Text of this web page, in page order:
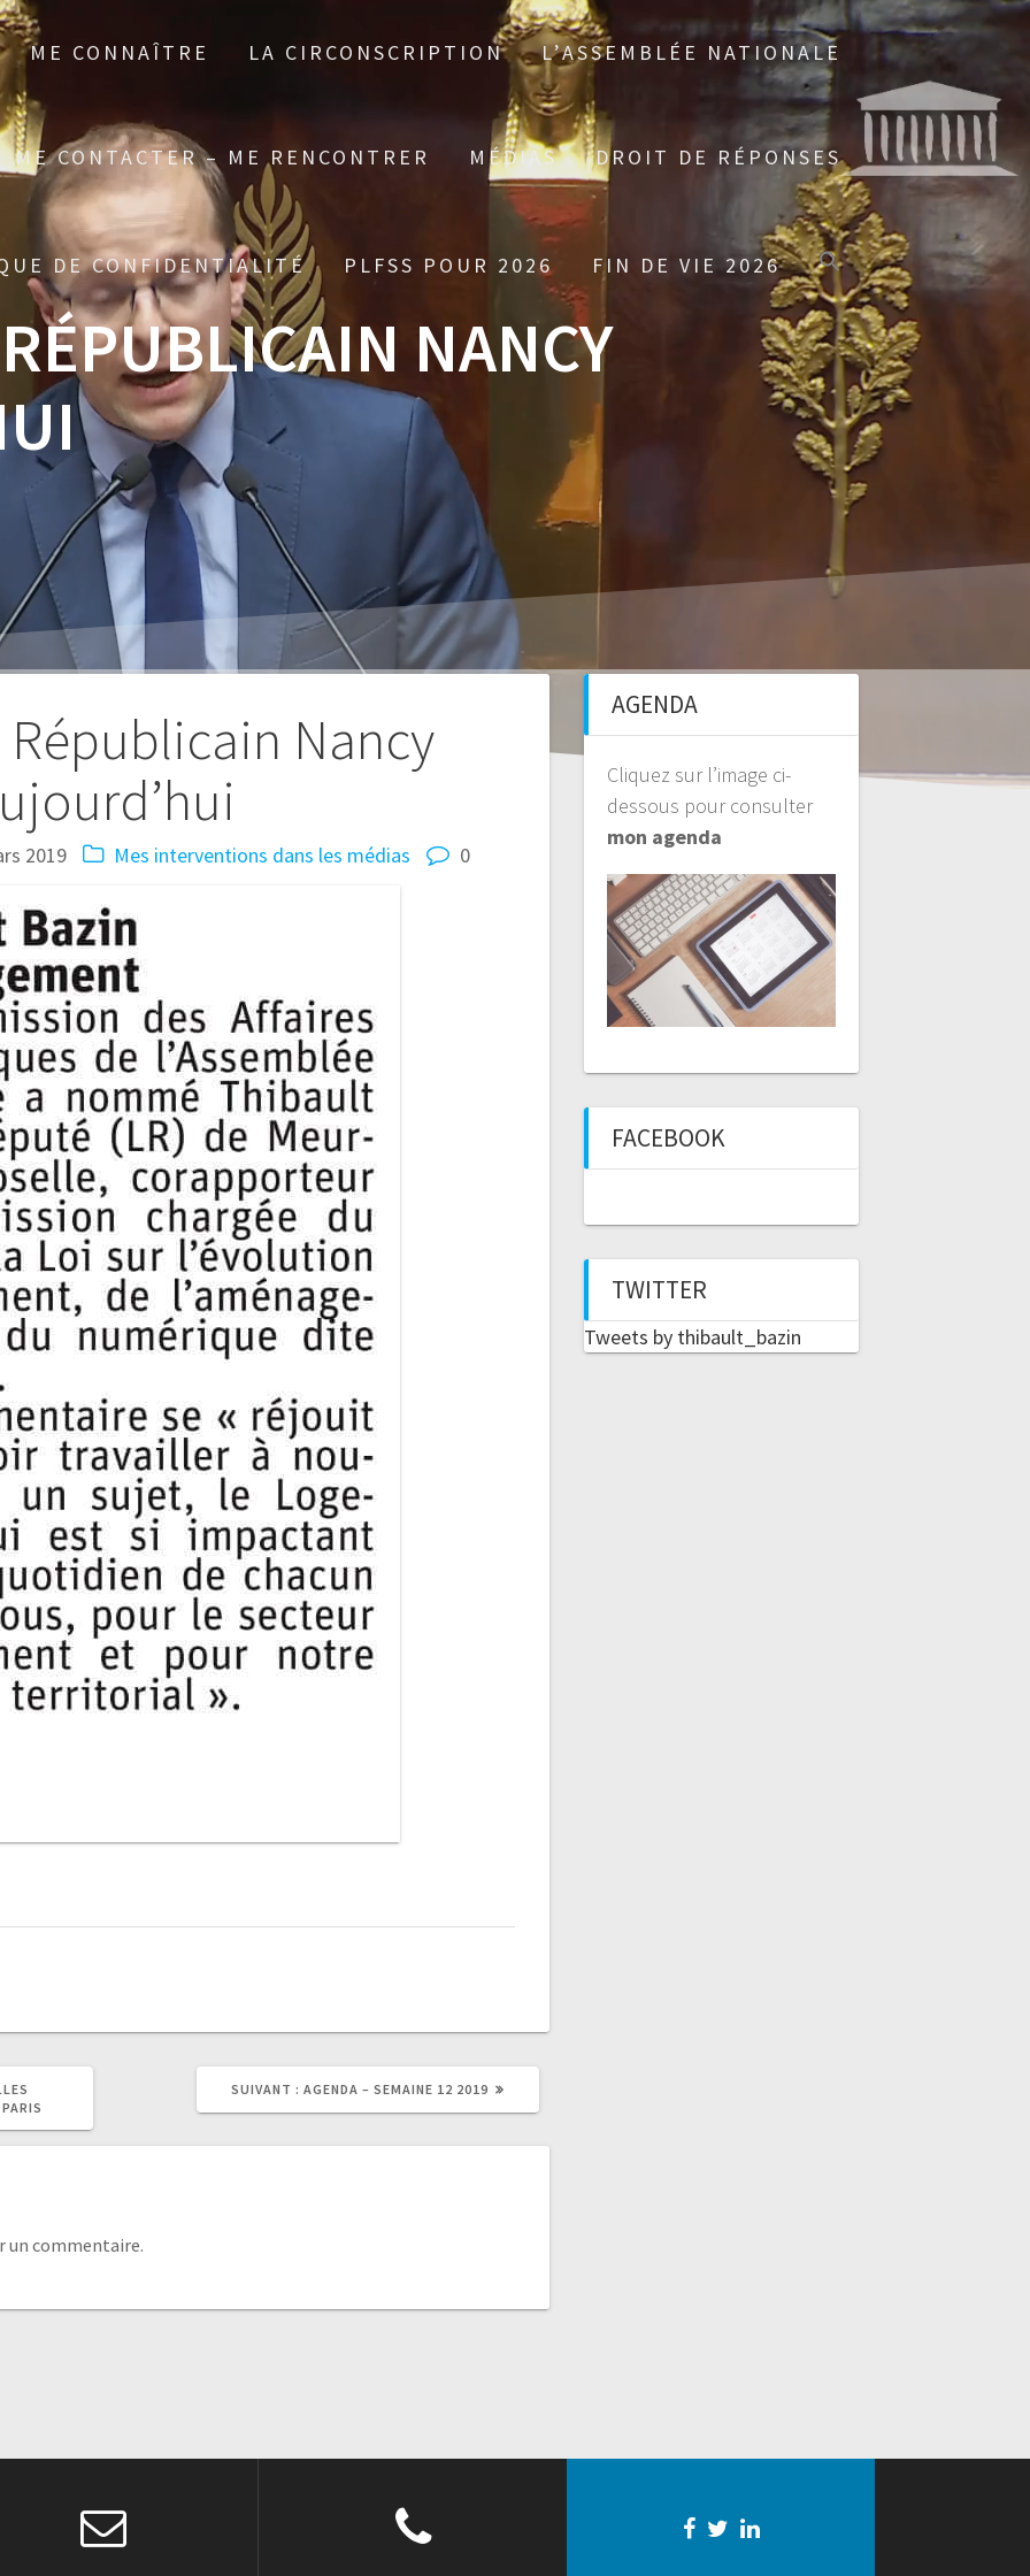
ME CONNAÎTRE LA CIRCONSCRIPTION L’ASSEMBLÉE NATIONALE
ME CONTACTER – ME RENCONTRER MÉDIAS DROIT DE RÉPONSES
DE CONFIDENTIALITÉ PLFSS POUR 2026 FIN DE VIE 2026
NANCY
Républicain Nancy
2019 Mes interventions dans les médias 0
SUIVANT : AGENDA – SEMAINE 12 2019
un commentaire.
AGENDA
Cliquez sur l’image ci-
dessous pour consulter
mon agenda
FACEBOOK
TWITTER
Tweets by thibault_bazin